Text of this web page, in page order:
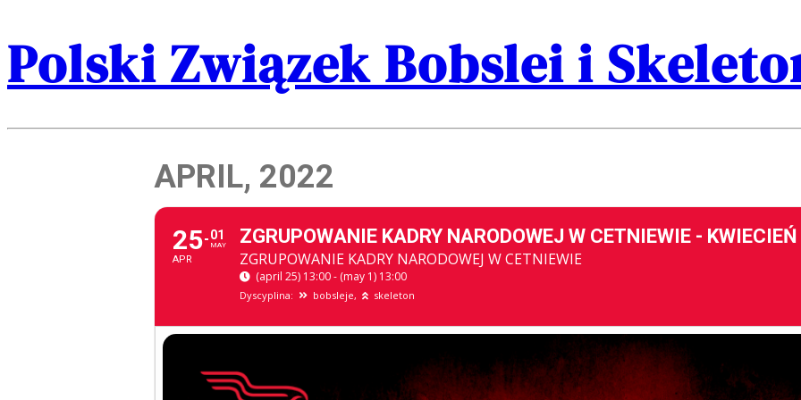
Polski Związek Bobslei i
APRIL, 2022
25
APR
01
MAY ZGRUPOWANIE KADRY NARODOWEJ W CETNIEWIE -
ZGRUPOWANIE KADRY NARODOWEJ W CETNIEWIE
(april 25) 13:00 - (may 1) 13:00
Dyscyplina: bobsleje, skeleton